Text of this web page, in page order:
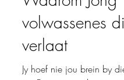
Janine Bevolo-Manders
Jul 30
3 min read
Waarom Jong
volwassenes